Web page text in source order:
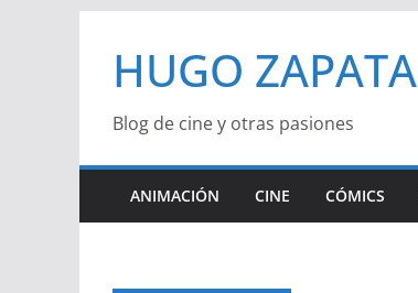
contenido
HUGO ZAPATA
Blog de cine y otras pasiones
ANIMACIÓN CINE CÓMICS